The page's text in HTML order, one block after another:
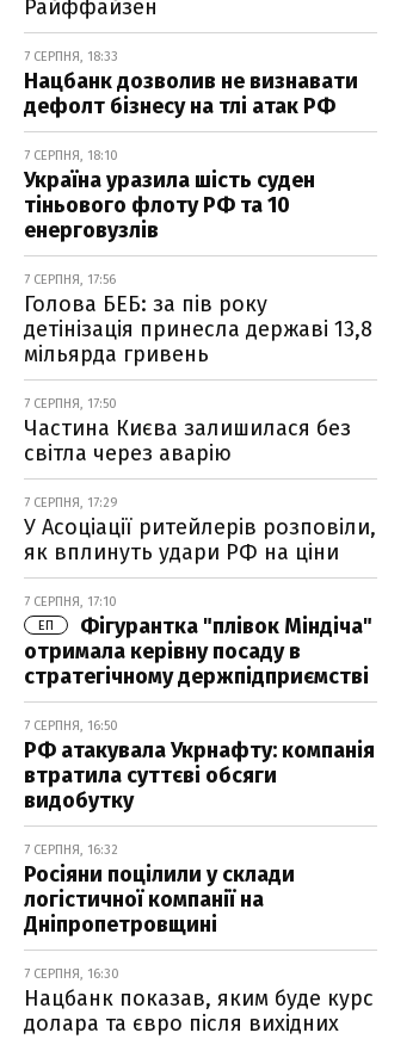
Райффайзен
7 СЕРПНЯ, 18:33
Нацбанк дозволив не визнавати
дефолт бізнесу на тлі атак РФ
7 СЕРПНЯ, 18:10
Україна уразила шість суден
тіньового флоту РФ та 10
енерговузлів
7 СЕРПНЯ, 17:56
Голова БЕБ: за пів року
детінізація принесла державі 13,8
мільярда гривень
7 СЕРПНЯ, 17:50
Частина Києва залишилася без
світла через аварію
7 СЕРПНЯ, 17:29
У Асоціації ритейлерів розповіли,
як вплинуть удари РФ на ціни
7 СЕРПНЯ, 17:10
ЕП
Фігурантка "плівок Міндіча"
отримала керівну посаду в
стратегічному держпідприємстві
7 СЕРПНЯ, 16:50
РФ атакувала Укрнафту: компанія
втратила суттєві обсяги
видобутку
7 СЕРПНЯ, 16:32
Росіяни поцілили у склади
логістичної компанії на
Дніпропетровщині
7 СЕРПНЯ, 16:30
Нацбанк показав, яким буде курс
долара та євро після вихідних